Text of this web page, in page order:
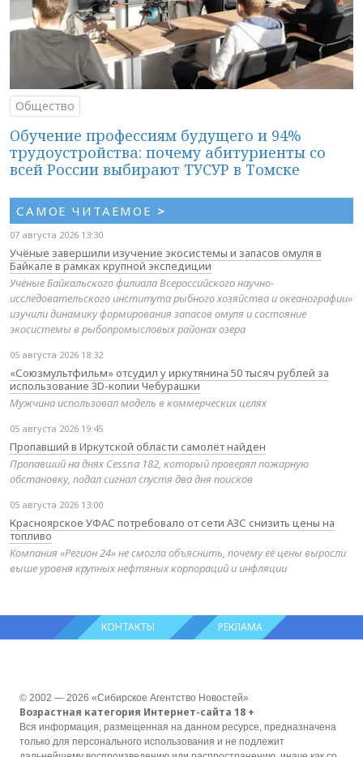
Общество
Обучение профессиям будущего и 94%
трудоустройства: почему абитуриенты со
всей России выбирают ТУСУР в Томске
САМОЕ ЧИТАЕМОЕ >
07 августа 2026 13:30
Учёные завершили изучение экосистемы и запасов омуля в
Байкале в рамках крупной экспедиции
Учёные Байкальского филиала Всероссийского научно-
исследовательского института рыбного хозяйства и океанографии»
изучили динамику формирования запасов омуля и состояние
экосистемы в рыбопромысловых районах озера
05 августа 2026 18:32
«Союзмультфильм» отсудил у иркутянина 50 тысяч рублей за
использование 3D-копии Чебурашки
Мужчина использовал модель в коммерческих целях
05 августа 2026 19:45
Пропавший в Иркутской области самолёт найден
Пропавший на днях Cessna 182, который проверял пожарную
обстановку, подал сигнал спустя два дня поисков
05 августа 2026 13:00
Красноярское УФАС потребовало от сети АЗС снизить цены на
топливо
Компания «Регион 24» не смогла объяснить, почему её цены выросли
выше уровня крупных нефтяных корпораций и инфляции
КОНТАКТЫ РЕКЛАМА
© 2002 — 2026 «Сибирское Агентство Новостей»
Возрастная категория Интернет-сайта 18 +
Вся информация, размещенная на данном ресурсе, предназначена
только для персонального использования и не подлежит